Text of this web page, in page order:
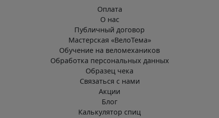
Оплата
О нас
Публичный договор
Мастерская «ВелоТема»
Обучение на веломехаников
Обработка персональных данных
Образец чека
Связаться с нами
Акции
Блог
Калькулятор спиц